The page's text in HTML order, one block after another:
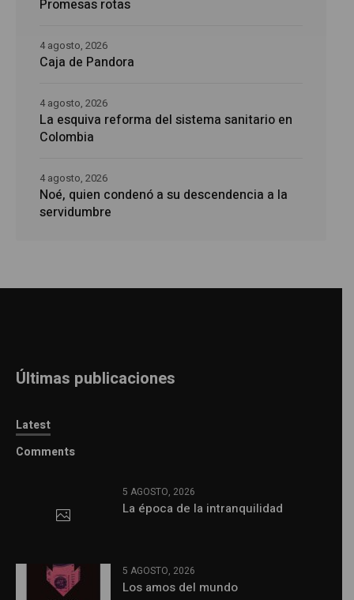
Promesas rotas
Caja de Pandora
4 agosto, 2026
La esquiva reforma del sistema sanitario en
Colombia
4 agosto, 2026
Noé, quien condenó a su descendencia a la
servidumbre
4 agosto, 2026
Últimas publicaciones
Latest
Comments
5 AGOSTO, 2026
La época de la intranquilidad
5 AGOSTO, 2026
Los amos del mundo